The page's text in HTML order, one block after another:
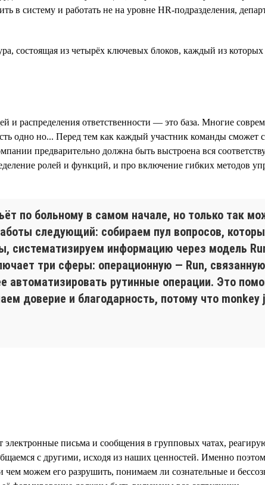
в систему и работать не на уровне HR-подразделения,
состоящая из четырёх ключевых блоков, каждый из
и распределения ответственности — это база. Многие
но... Перед тем как каждый участник команды сможет
предварительно должна быть выстроена вся
ролей и функций, и про включение гибких методов
по больному в самом начале, но только так
следующий: собираем пул вопросов,
систематизируем информацию через модель
три сферы: операционную — Run,
рутинные операции. Это
доверие и благодарность, потому что
письма и сообщения в групповых чатах,
с другими, исходя из наших ценностей. Именно
можем его разрушить, понимаем ли сознательные и